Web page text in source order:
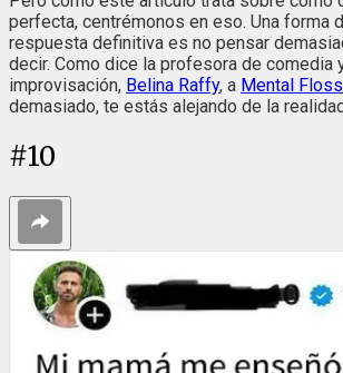
perfecta, centrémonos en eso. Una forma
respuesta definitiva es no pensar
decir. Como dice la profesora de comedia
improvisación, Belina Raffy, a Mental Floss
demasiado, te estás alejando de la
#10